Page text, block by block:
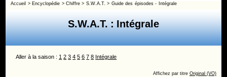
Accueil > Encyclopédie >Chiffre > S.W.A.T. > Guide des épisodes - Intégrale
S.W.A.T. : Intégrale
Aller à la saison : 1 2 3 4 5 6 7 8 Intégrale
Affichez par titre Original (VO)